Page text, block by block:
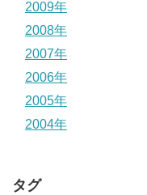
2009年
2008年
2007年
2006年
2005年
2004年
タグ